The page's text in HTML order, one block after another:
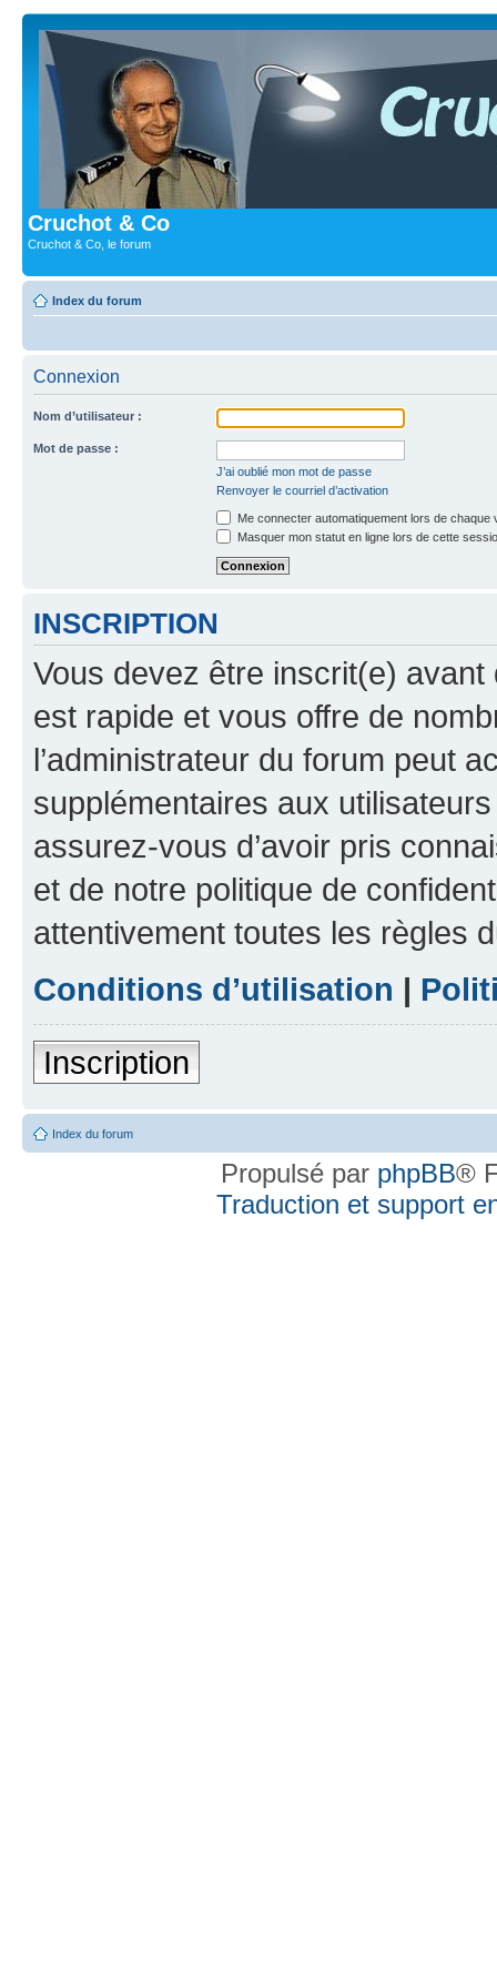
Cruchot & Co
Cruchot & Co, le forum
Index du forum
Connexion
Nom d’utilisateur :
Mot de passe :
J’ai oublié mon mot de passe
Renvoyer le courriel d’activation
Me connecter automatiquement lors de chaque
Masquer mon statut en ligne lors de cette
INSCRIPTION
Vous devez être inscrit(e) avant
est rapide et vous offre de
l’administrateur du forum peut
supplémentaires aux
assurez-vous d’avoir pris
et de notre politique de
attentivement toutes les règles
Conditions d’utilisation |
Inscription
Index du forum
Propulsé par phpBB®
Traduction et support